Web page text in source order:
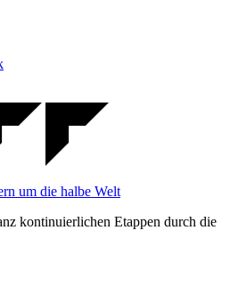
um die halbe Welt
kontinuierlichen Etappen durch die